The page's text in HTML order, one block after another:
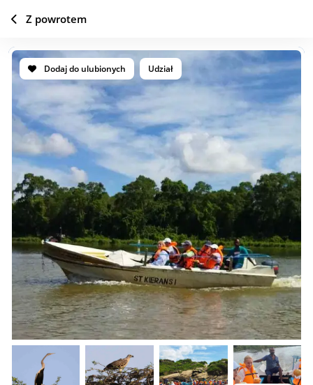
Dodaj do ulubionych Udział
Z powrotem